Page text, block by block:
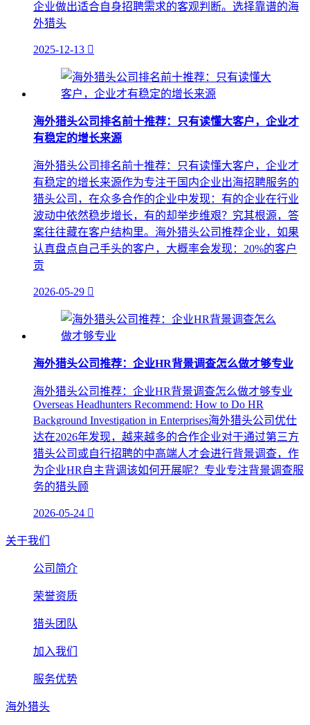
企业做出适合自身招聘需求的客观判断。选择靠谱的海
外猎头
2025-12-13 
海外猎头公司排名前十推荐：只有读懂大客户，企业才
有稳定的增长来源
海外猎头公司排名前十推荐：只有读懂大客户，企业才
有稳定的增长来源作为专注于国内企业出海招聘服务的
猎头公司，在众多合作的企业中发现：有的企业在行业
波动中依然稳步增长，有的却举步维艰？究其根源，答
案往往藏在客户结构里。海外猎头公司推荐企业，如果
认真盘点自己手头的客户，大概率会发现：20%的客户
贡
2026-05-29 
海外猎头公司推荐：企业HR背景调查怎么做才够专业
海外猎头公司推荐：企业HR背景调查怎么做才够专业
Overseas Headhunters Recommend: How to Do HR
Background Investigation in Enterprises海外猎头公司优仕
达在2026年发现，越来越多的合作企业对于通过第三方
猎头公司或自行招聘的中高端人才会进行背景调查，作
为企业HR自主背调该如何开展呢？专业专注背景调查服
务的猎头顾
2026-05-24 
关于我们
公司简介
荣誉资质
猎头团队
加入我们
服务优势
海外猎头